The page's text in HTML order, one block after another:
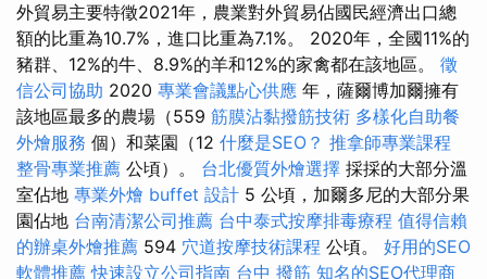
外貿易主要特徵2021年，農業對外貿易佔國民經濟出口總
額的比重為10.7%，進口比重為7.1%。 2020年，全國11%的
豬群、12%的牛、8.9%的羊和12%的家禽都在該地區。 徵
信公司協助 2020 專業會議點心供應 年，薩爾博加爾擁有
該地區最多的農場（559 筋膜沾黏撥筋技術 多樣化自助餐
外燴服務 個）和菜園（12 什麼是SEO？ 推拿師專業課程
整骨專業推薦 公頃）。 台北優質外燴選擇 採採的大部分溫
室佔地 專業外燴 buffet 設計 5 公頃，加爾多尼的大部分果
園佔地 台南清潔公司推薦 台中泰式按摩排毒療程 值得信賴
的辦桌外燴推薦 594 穴道按摩技術課程 公頃。 好用的SEO
軟體推薦 快速設立公司指南 台中 撥筋 知名的SEO代理商